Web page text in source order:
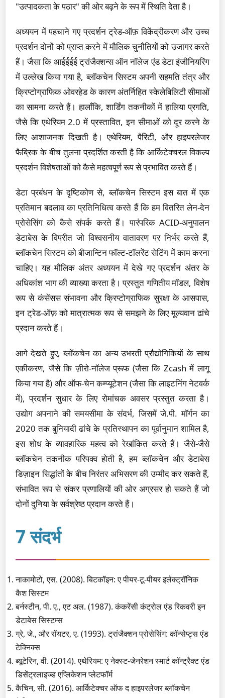
"उत्पादकता के पठार" की ओर बढ़ने के रूप में स्थिति देता है।
अध्ययन में पहचाने गए प्रदर्शन ट्रेड-ऑफ़ विकेंद्रीकरण और उच्च
प्रदर्शन दोनों को प्राप्त करने में मौलिक चुनौतियों को उजागर करते
हैं। जैसा कि आईईईई ट्रांजैक्शन्स ऑन नॉलेज एंड डेटा इंजीनियरिंग
में उल्लेख किया गया है, ब्लॉकचेन सिस्टम अपनी सहमति तंत्र और
क्रिप्टोग्राफिक ओवरहेड के कारण अंतर्निहित स्केलेबिलिटी सीमाओं
का सामना करते हैं। हालाँकि, शार्डिंग तकनीकों में हालिया प्रगति,
जैसे कि एथेरियम 2.0 में प्रस्तावित, इन सीमाओं को दूर करने के
लिए आशाजनक दिखती है। एथेरियम, पैरिटी, और हाइपरलेजर
फैब्रिक के बीच तुलना प्रदर्शित करती है कि आर्किटेक्चरल विकल्प
प्रदर्शन विशेषताओं को कैसे महत्वपूर्ण रूप से प्रभावित करते हैं।
डेटा प्रबंधन के दृष्टिकोण से, ब्लॉकचेन सिस्टम इस बात में एक
प्रतिमान बदलाव का प्रतिनिधित्व करते हैं कि हम वितरित लेन-देन
प्रोसेसिंग को कैसे संपर्क करते हैं। पारंपरिक ACID-अनुपालन
डेटाबेस के विपरीत जो विश्वसनीय वातावरण पर निर्भर करते हैं,
ब्लॉकचेन सिस्टम को बीजान्टिन फॉल्ट-टॉलरेंट सेटिंग में काम करना
चाहिए। यह मौलिक अंतर अध्ययन में देखे गए प्रदर्शन अंतर के
अधिकांश भाग की व्याख्या करता है। प्रस्तुत गणितीय मॉडल, विशेष
रूप से कंसेंसस संभावना और क्रिप्टोग्राफिक सुरक्षा के आसपास,
इन ट्रेड-ऑफ़ को मात्रात्मक रूप से समझने के लिए मूल्यवान ढांचे
प्रदान करते हैं।
आगे देखते हुए, ब्लॉकचेन का अन्य उभरती प्रौद्योगिकियों के साथ
एकीकरण, जैसे कि ज़ीरो-नॉलेज प्रूफ (जैसा कि Zcash में लागू
किया गया है) और ऑफ-चेन कम्प्यूटेशन (जैसा कि लाइटनिंग नेटवर्क
में), प्रदर्शन सुधार के लिए रोमांचक अवसर प्रस्तुत करता है।
उद्योग अपनाने की समयसीमा के संदर्भ, जिसमें जे.पी. मॉर्गन का
2020 तक बुनियादी ढांचे के प्रतिस्थापन का पूर्वानुमान शामिल है,
इस शोध के व्यावहारिक महत्व को रेखांकित करते हैं। जैसे-जैसे
ब्लॉकचेन तकनीक परिपक्व होती है, हम ब्लॉकचेन और डेटाबेस
डिज़ाइन सिद्धांतों के बीच निरंतर अभिसरण की उम्मीद कर सकते हैं,
संभावित रूप से संकर प्रणालियों की ओर अग्रसर हो सकते हैं जो
दोनों दुनिया के सर्वश्रेष्ठ प्रदान करते हैं।
7 संदर्भ
नाकामोटो, एस. (2008). बिटकॉइन: ए पीयर-टू-पीयर इलेक्ट्रॉनिक
कैश सिस्टम
बर्नस्टीन, पी. ए., एट अल. (1987). कंकरेंसी कंट्रोल एंड रिकवरी इन
डेटाबेस सिस्टम्स
ग्रे, जे., और रॉयटर, ए. (1993). ट्रांजैक्शन प्रोसेसिंग: कॉन्सेप्ट्स एंड
टेक्निक्स
ब्यूटेरिन, वी. (2014). एथेरियम: ए नेक्स्ट-जेनरेशन स्मार्ट कॉन्ट्रैक्ट एंड
डिसेंट्रलाइज्ड एप्लिकेशन प्लेटफॉर्म
कैचिन, सी. (2016). आर्किटेक्चर ऑफ द हाइपरलेजर ब्लॉकचेन